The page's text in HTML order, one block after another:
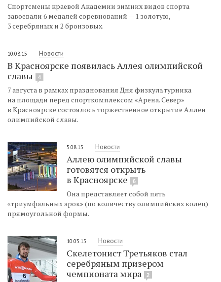
Спортсмены краевой Академии зимних видов спорта
завоевали 6 медалей соревнований — 1 золотую,
3 серебряных и 2 бронзовых.
10.08.15 Новости
В Красноярске появилась Аллея олимпийской
славы
4
7 августа в рамках празднования Дня физкультурника
на площади перед спорткомплексом «Арена. Север»
в Красноярске состоялось торжественное открытие Аллеи
олимпийской славы.
5.08.15 Новости
Аллею олимпийской славы
готовятся открыть
в Красноярске
6
Она представляет собой пять
«триумфальных арок» (по количеству олимпийских колец)
прямоугольной формы.
10.03.15 Новости
Скелетонист Третьяков стал
серебряным призером
чемпионата мира
2